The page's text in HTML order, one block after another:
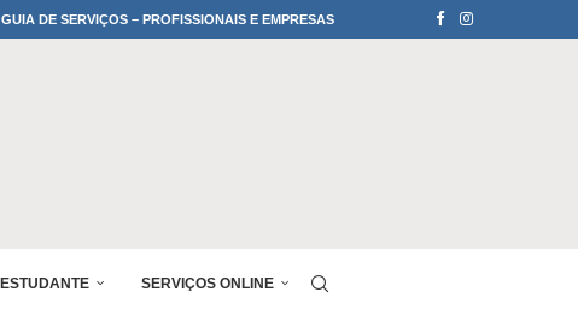
GUIA DE SERVIÇOS – PROFISSIONAIS E EMPRESAS
ESTUDANTE SERVIÇOS ONLINE